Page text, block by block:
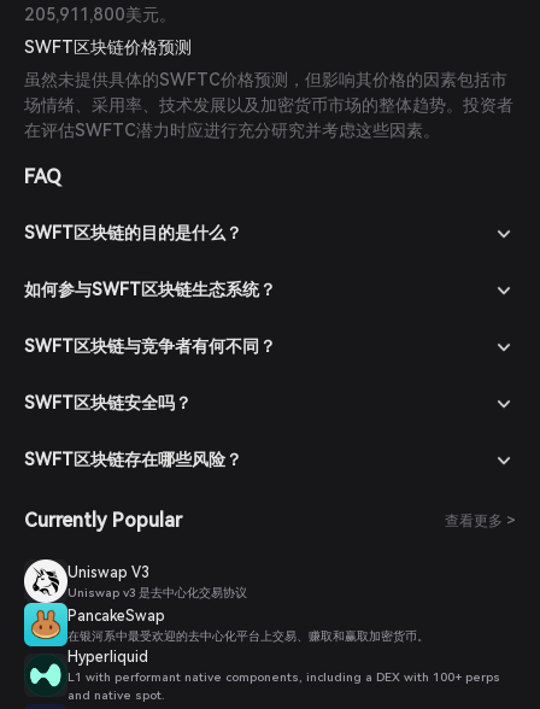
205,911,800美元。
SWFT区块链价格预测
虽然未提供具体的SWFTC价格预测，但影响其价格的因素包括市
场情绪、采用率、技术发展以及加密货币市场的整体趋势。投资者
在评估SWFTC潜力时应进行充分研究并考虑这些因素。
FAQ
SWFT区块链的目的是什么？
如何参与SWFT区块链生态系统？
SWFT区块链与竞争者有何不同？
SWFT区块链安全吗？
SWFT区块链存在哪些风险？
Currently Popular 查看更多 >
Uniswap V3
Uniswap v3 是去中心化交易协议
PancakeSwap
在银河系中最受欢迎的去中心化平台上交易、赚取和赢取加密货币。
Hyperliquid
L1 with performant native components, including a DEX with 100+ perps
and native spot.